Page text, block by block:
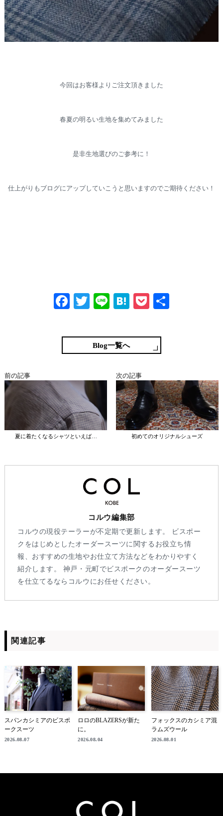
今回はお客様よりご注文頂きました
春夏の明るい生地を集めてみました
是非生地選びのご参考に！
仕上がりもブログにアップしていこうと思いますのでご期待ください！
Fa
bo
ok
T
tte
r
Li
H
en
a
P
ke
t
Blog一覧へ
前の記事
夏に着たくなるシャツといえば…
次の記事
初めてのオリジナルシューズ
コルウ編集部
コルウの現役テーラーが不定期で更新します。 ビスポー
クをはじめとしたオーダースーツに関するお役立ち情
報、おすすめの生地やお仕立て方法などをわかりやすく
紹介します。 神戸・元町でビスポークのオーダースーツ
を仕立てるならコルウにお任せください。
関連記事
スパンカシミアのビスポ
ークスーツ
2026.08.07
ロロのBLAZERSが新た
に。
2026.08.04
フォックスのカシミア混
ラムズウール
2026.08.01